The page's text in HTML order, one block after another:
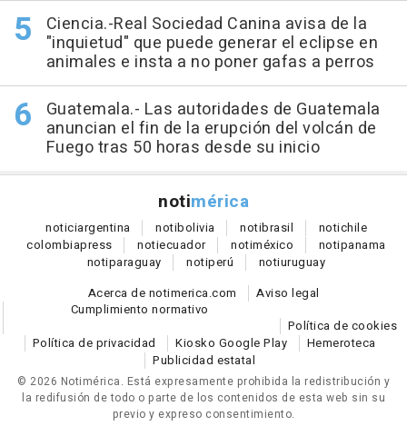
Ciencia.-Real Sociedad Canina avisa de la
"inquietud" que puede generar el eclipse en
animales e insta a no poner gafas a perros
Guatemala.- Las autoridades de Guatemala
anuncian el fin de la erupción del volcán de
Fuego tras 50 horas desde su inicio
notimérica
noticiargentina notibolivia notibrasil notichile
colombiapress notiecuador notiméxico notipanama
notiparaguay notiperú notiuruguay
Acerca de notimerica.com
Aviso legal
Cumplimiento normativo
Política de cookies
Política de privacidad
Kiosko Google Play
Hemeroteca
Publicidad estatal
© 2026 Notimérica. Está expresamente prohibida la redistribución y
la redifusión de todo o parte de los contenidos de esta web sin su
previo y expreso consentimiento.